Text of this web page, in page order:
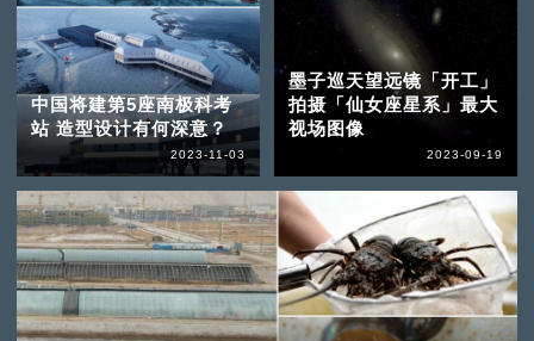
中国将建第5座南极科考
站 造型设计有何深意？
2023-11-03
墨子巡天望远镜「开工」
拍摄「仙女座星系」最大
视场图像
2023-09-19